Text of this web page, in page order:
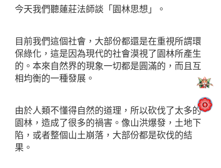
今天我們聽蓮莊法師談「園林思想」。
目前我們這個社會，大部份都還是在重視所謂環
保綠化，這是因為現代的社會漠視了園林所產生
的。本來自然界的現象一切都是圓滿的，而且互
相均衡的一種發展。
由於人類不懂得自然的道理，所以砍伐了太多的
園林，造成了很多的禍害。像山洪爆發，土地下
陷，或者整個山土崩落，大部份都是砍伐的結
果。